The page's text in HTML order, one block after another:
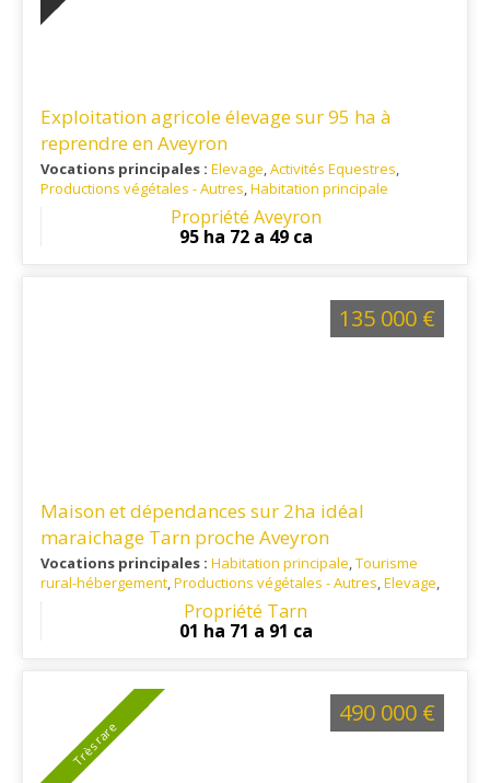
Exploitation agricole élevage sur 95 ha à
reprendre en Aveyron
Vocations principales : Elevage,Activités Equestres,
Productions végétales - Autres,Habitation principale
: situé à 20 km de l'A75
Propriété Aveyron
95 ha 72 a 49 ca
Maison et dépendances sur 2ha idéal
maraichage Tarn proche Aveyron
Vocations principales : Habitation principale,Tourisme
rural-hébergement,Productions végétales - Autres,Elevage,
: A 10km d'Alban, située dans le sud du
département du Tarn, aux confins de l'Aveyron et au cœur
Propriété Tarn
01 ha 71 a 91 ca
135 000 €
Très rare
490 000 €